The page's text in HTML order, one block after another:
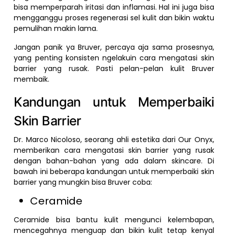
bisa memperparah iritasi dan inflamasi. Hal ini juga bisa
mengganggu proses regenerasi sel kulit dan bikin waktu
pemulihan makin lama.
Jangan panik ya Bruver, percaya aja sama prosesnya,
yang penting konsisten ngelakuin cara mengatasi skin
barrier yang rusak. Pasti pelan-pelan kulit Bruver
membaik.
Kandungan untuk Memperbaiki
Skin Barrier
Dr. Marco Nicoloso, seorang ahli estetika dari Our Onyx,
memberikan cara mengatasi skin barrier yang rusak
dengan bahan-bahan yang ada dalam skincare. Di
bawah ini beberapa kandungan untuk memperbaiki skin
barrier yang mungkin bisa Bruver coba:
Ceramide
Ceramide bisa bantu kulit mengunci kelembapan,
mencegahnya menguap dan bikin kulit tetap kenyal